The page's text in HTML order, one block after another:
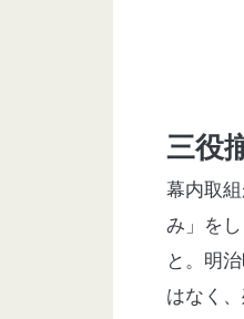
三役
幕内取組
み」をし
と。明
はなく、